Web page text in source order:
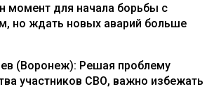
момент для начала борьбы с
но ждать новых аварий больше
(Воронеж): Решая проблему
участников СВО, важно избежать